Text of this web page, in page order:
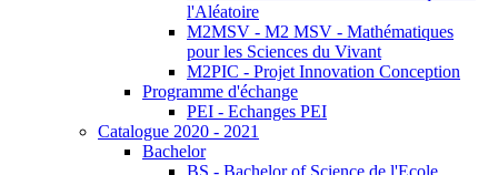
l'Aléatoire
M2MSV - M2 MSV - Mathématiques
pour les Sciences du Vivant
M2PIC - Projet Innovation Conception
Programme d'échange
PEI - Echanges PEI
Catalogue 2020 - 2021
Bachelor
BS - Bachelor of Science de l'Ecole